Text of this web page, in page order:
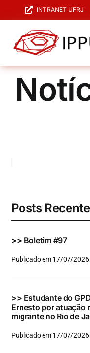
para
conteúdo
INTRANET UFRJ
O IPPUR
Graduação
Eventos e Certificados
para:
Posts
>> Boletim #97
Publicado em 17/07/2026
>> Estudante do
Ernesto por atuação
migrante no Rio de
Publicado em 17/07/2026